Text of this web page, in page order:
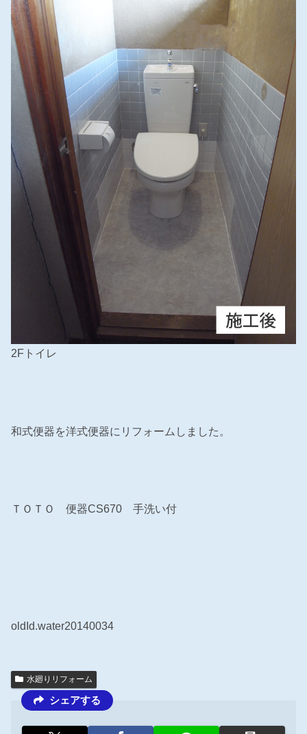
2Fトイレ
和式便器を洋式便器にリフォームしました。
ＴＯＴＯ 便器CS670 手洗い付
oldId.water20140034
水廻りリフォーム
シェアする